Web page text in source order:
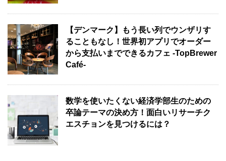
【デンマーク】もう長い列でウンザリす
ることもなし！世界初アプリでオーダー
から支払いまでできるカフェ -TopBrewer
Café-
数学を使いたくない経済学部生のための
卒論テーマの決め方！面白いリサーチク
エスチョンを見つけるには？